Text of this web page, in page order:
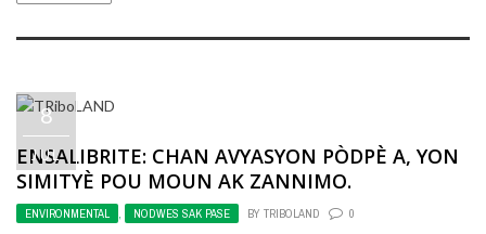
8
JUL
ENSALIBRITE: CHAN AVYASYON PÒDPÈ A, YON
SIMITYÈ POU MOUN AK ZANNIMO.
ENVIRONMENTAL , NODWES SAK PASE BY TRIBOLAND 0